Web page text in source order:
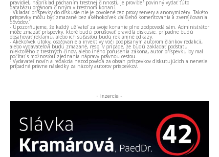
pravidiel, napríklad páchaním trestnej činnosti, je provider povinný vydať túto
databázu orgánom činným v trestnom konaní.
- Vkladať príspevky do diskusie nie je povolené cez proxy servery a anonymizéry. Takéto
príspevky môžu byť zmazané bez akéhokoľvek ďalšieho komentovania a zverejňovania
dôvodov.
- Upozorňujeme, že každý užívateľ za svoje konanie plne zodpovedá sám. Administrátor
môže zmazať príspevky, ktoré budú porušovať pravidlá diskusie, prípadne budú
obsahovať reklamu, alebo ich súčasťou budú reklamné odkazy.
- Akékoľvek útoky, osočovanie a invektívy voči podpísaným autorom článkov redakcii,
alebo vydavateľovi budú zmazané, resp. v prípade, že budú zakladať podstatu
niektorého z trestných činov, alebo iného porušenia zákona, autor príspevku by mal
počítať s možnosťou zjednania nápravy právnou cestou.
- Vydavateľ novín a redakcia nezodpovedá za obsah príspevkov diskutujúcich a nenesie
prípadné právne následky za názory autorov príspevkov.
- Inzercia -